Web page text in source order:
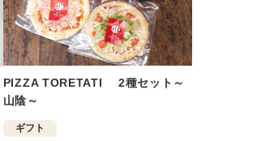
PIZZA TORETATI 2種セット～
山陰～
ギフト